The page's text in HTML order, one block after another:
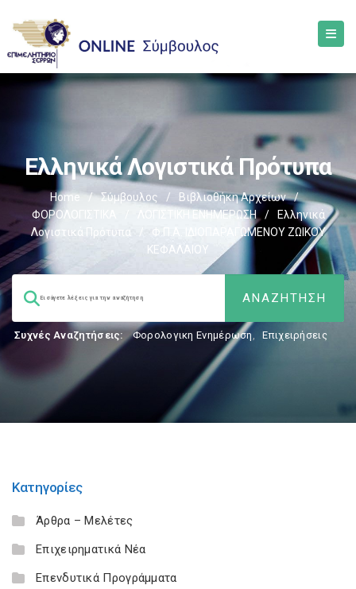
Ελληνικά Λογιστικά Πρότυπα
Home / Σύμβουλος / Βιβλιοθήκη Αρχείων
/
ΦΟΡΟΛΟΓΙΣΤΙΚΑ
ΛΟΓΙΣΤΙΚΗ ΕΝΗΜΕΡΩΣΗ /
Ελληνικά
Λογιστικά Πρότυπα
Φ.Π.Α. ΙΔΙΟΠΑΡΑΓΩΜΕΝΟΥ ΖΩΙΚΟΥ
ΚΕΦΑΛΑΙΟΥ
Συχνές Αναζητήσεις: Φορολογικη Ενημέρωση, Επιχειρήσεις
Κατηγορίες
Άρθρα – Μελέτες
Επιχειρηματικά Νέα
Επενδυτικά Προγράμματα